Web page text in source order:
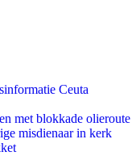
Ceuta
met blokkade olieroute
misdienaar in kerk